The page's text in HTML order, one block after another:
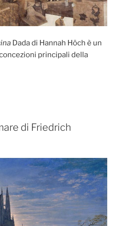
Dada di Hannah Höch è un
principali della
di Friedrich